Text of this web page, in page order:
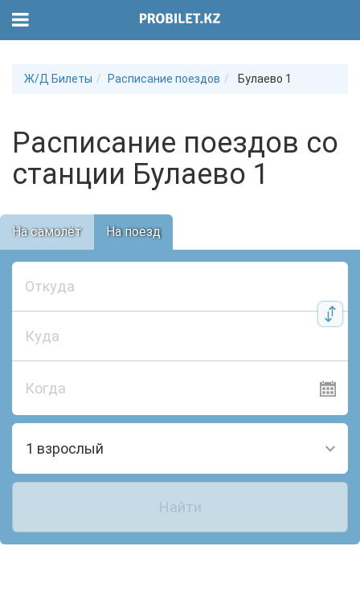
Ж/Д Билеты Расписание поездов Булаево 1
Расписание поездов со
станции Булаево 1
На самолёт На поезд
Когда
1 взрослый
Найти